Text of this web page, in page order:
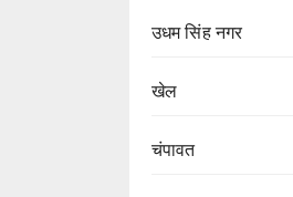
उधम सिंह नगर
खेल
चंपावत